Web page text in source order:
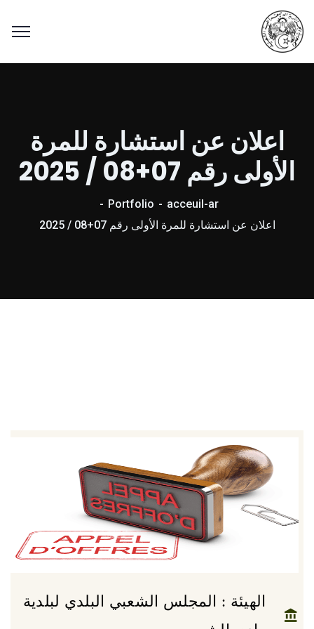
اعلان عن استشارة للمرة
الأولى رقم 07+08 / 2025
acceuil-ar
Portfolio
اعلان عن استشارة للمرة الأولى رقم 07+08 / 2025
الهيئة : المجلس الشعبي البلدي لبلدية